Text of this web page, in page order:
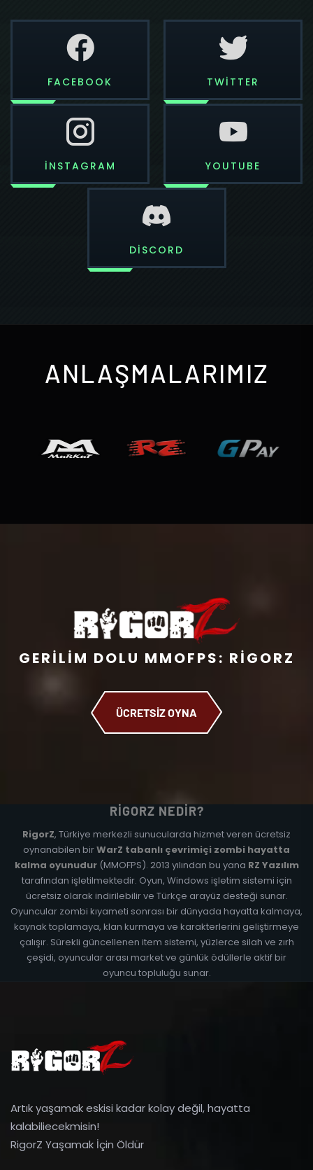
FACEBOOK TWITTER
INSTAGRAM YOUTUBE
DISCORD
ANLAŞMALARIMIZ
GERILIM DOLU MMOFPS: RIGORZ
ÜCRETSİZ OYNA
RIGORZ NEDIR?
RigorZ, Türkiye merkezli sunucularda hizmet veren ücretsiz
oynanabilen birWarZ tabanlı çevrimiçi zombi hayatta
kalma oyunudur(MMOFPS). 2013 yılından bu yana RZ Yazılım
tarafından işletilmektedir. Oyun, Windows işletim sistemi için
ücretsiz olarak indirilebilir ve Türkçe arayüz desteği sunar.
Oyuncular zombi kıyameti sonrası bir dünyada hayatta kalmaya,
kaynak toplamaya, klan kurmaya ve karakterlerini geliştirmeye
çalışır. Sürekli güncellenen item sistemi, yüzlerce silah ve zırh
çeşidi, oyuncular arası market ve günlük ödüllerle aktif bir
oyuncu topluluğu sunar.
Artık yaşamak eskisi kadar kolay değil, hayatta
kalabiliecekmisin!
RigorZ Yaşamak İçin Öldür